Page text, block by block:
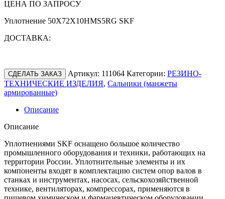
ЦЕНА ПО ЗАПРОСУ
Уплотнение 50X72X10HMS5RG SKF
ДОСТАВКА:
СДЕЛАТЬ ЗАКАЗ Артикул: 111064 Категории: РЕЗИНО-
ТЕХНИЧЕСКИЕ ИЗДЕЛИЯ, Сальники (манжеты
армированные)
Описание
Описание
Уплотнениями SKF оснащено большое количество
промышленного оборудования и техники, работающих на
территории России. Уплотнительные элементы и их
компоненты входят в комплектацию систем опор валов в
станках и инструментах, насосах, сельскохозяйственной
технике, вентиляторах, компрессорах, применяются в